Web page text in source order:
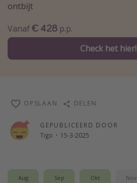
Vroegboeker
Groepsreizen
Vakantieparken
Single reizen
Meer onderwerpen
Reisblog
25 beste pretparken
ontbijt
Vanaf€ 428 p.p.
Check het hier!
GEPUBLICEERD DOOR
Tigo · 15-3-2025
OPSLAAN DELEN
Aug Sep Okt Nov